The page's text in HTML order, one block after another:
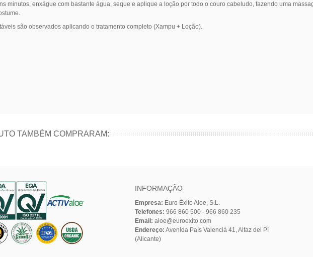
minutos, enxágue com bastante água, seque e aplique a loção por todo o couro cabeludo, fazendo uma
são observados aplicando o tratamento completo (Xampu + Loção).
TAMBÉM COMPRARAM:
INFORMAÇÃO
Empresa: Euro Éxito Aloe, S.L.
Telefones: 966 860 500 - 966 860 235
Email: aloe@euroexito.com
Endereço: Avenida País Valencià 41, Alfaz del Pí
(Alicante)